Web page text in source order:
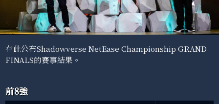
在此公布Shadowverse NetEase Championship GRAND
FINALS的賽事結果。
前8強